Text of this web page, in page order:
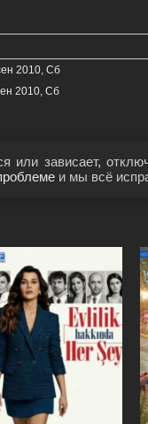
2010, Сб
2010, Сб
зависает,
и мы всё